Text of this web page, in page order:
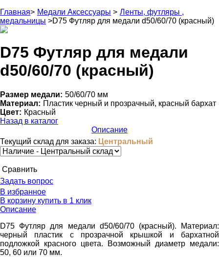
Главная> Медали Аксессуары > Ленты, футляры ,
медальницы >D75 Футляр для медали d50/60/70 (красный)
D75 Футляр для медали
d50/60/70 (красный)
Размер медали: 50/60/70 мм
Материал: Пластик черный и прозрачный, красный бархат
Цвет: Красный
Назад в каталог
Описание
Текущий склад для заказа: Центральный
Cравнить
Задать вопрос
В избранное
В корзину купить в 1 клик
Описание
D75 Футляр для медали d50/60/70 (красный). Материал:
черный пластик с прозрачной крышкой и бархатной
подложкой красного цвета. Возможный диаметр медали:
50, 60 или 70 мм.